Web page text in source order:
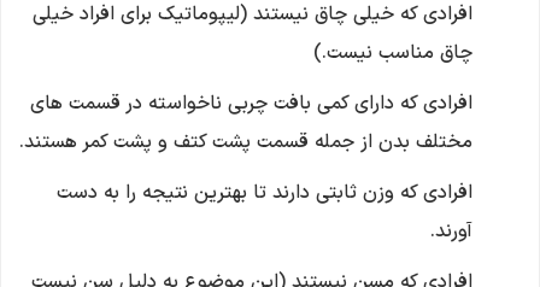
افرادی که خیلی چاق نیستند (لیپوماتیک برای افراد خیلی
چاق مناسب نیست.)
افرادی که دارای کمی بافت چربی ناخواسته در قسمت ‌های
مختلف بدن از جمله قسمت پشت کتف و پشت کمر هستند.
افرادی که وزن ثابتی دارند تا بهترین نتیجه را به دست
آورند.